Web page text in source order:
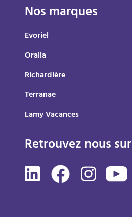
Nos marques
Evoriel
Oralia
Richardière
Terranae
Lamy Vacances
Retrouvez nous sur